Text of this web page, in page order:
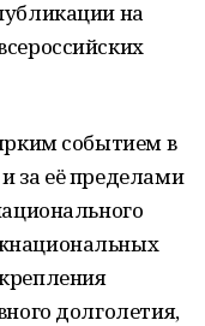
на
событием в
за её пределами
долголетия,